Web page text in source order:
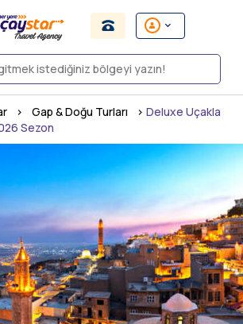
› Gap & Doğu Turları › Deluxe Uçakla
Sezon